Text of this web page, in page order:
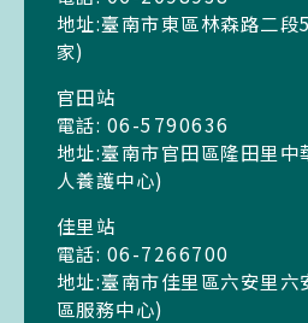
地址:臺南市東區林森路二
家)
官田站
電話: 06-5790636
地址:臺南市官田區隆田里
人養護中心)
佳里站
電話: 06-7266700
地址:臺南市佳里區六安里
區服務中心)